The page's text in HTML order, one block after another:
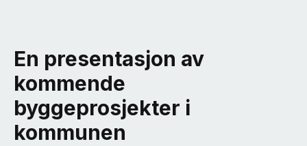
En presentasjon av
kommende
byggeprosjekter i
kommunen